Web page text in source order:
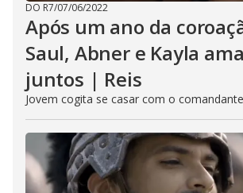
DO R7/07/06/2022
Após um ano da
Saul, Abner e Kayla
juntos | Reis
Jovem cogita se casar com o